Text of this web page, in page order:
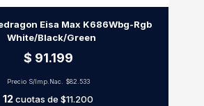
Eisa Max K686Wbg-Rgb
White/Black/Green
$ 91.199
Precio S/Imp.Nac. $82.533
12cuotas de $11.200